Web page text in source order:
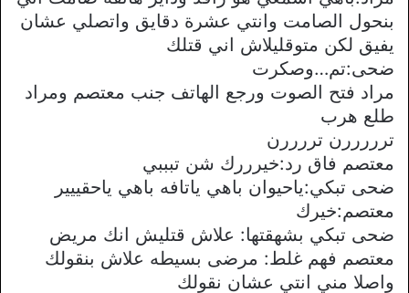
بنحول الصامت وانتي عشرة دقايق واتصلي عشان
يفيق لكن متوقليلاش اني قتلك
ضحى:تم…وصكرت
مراد فتح الصوت ورجع الهاتف جنب معتصم ومراد
طلع هرب
ترررررن تررررن
معتصم فاق رد:خيرررك شن تبببي
ضحى تبكي:ياحيوان باهي ياتافه باهي ياحقييير
معتصم:خيرك
ضحى تبكي بشهقتها: علاش قتليش انك مريض
معتصم فهم غلط: مرضى بسيطه علاش بنقولك
واصلا مني انتي عشان نقولك